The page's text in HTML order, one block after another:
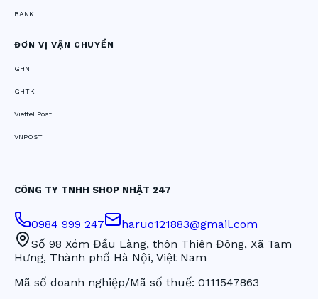
BANK
ĐƠN VỊ VẬN CHUYỂN
GHN
GHTK
Viettel Post
VNPOST
CÔNG TY TNHH SHOP NHẬT 247
0984 999 247
haruo121883@gmail.com
Số 98 Xóm Đầu Làng, thôn Thiên Đông, Xã Tam
Hưng, Thành phố Hà Nội, Việt Nam
Mã số doanh nghiệp/Mã số thuế: 0111547863